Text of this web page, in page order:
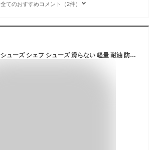
全てのおすすめコメント（2件）
コックシューズ 厨房シューズ シェフ シューズ 滑らない 軽量 耐油 防水 抗菌 防臭 レディース メンズ 業務用 立ち仕事 疲れない 飲食店 安全靴 EVA素材 ショートブーツ